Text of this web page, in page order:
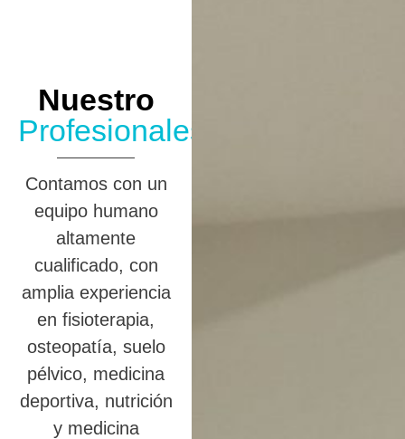
Nuestro
Profesionales
Contamos con un
equipo humano
altamente
cualificado, con
amplia experiencia
en fisioterapia,
osteopatía, suelo
pélvico, medicina
deportiva, nutrición
y medicina